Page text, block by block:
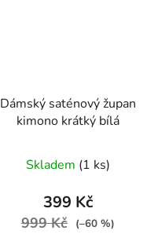
Dámský saténový župan
kimono krátký bílá
Skladem (1 ks)
399 Kč
999 Kč (–60 %)